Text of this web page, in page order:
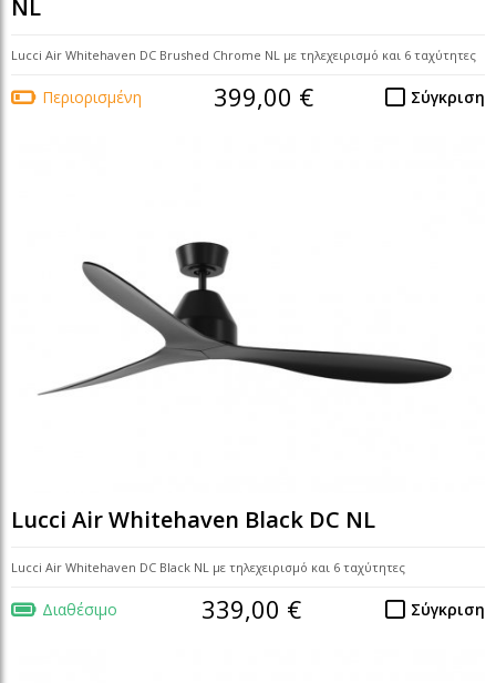
NL
Lucci Air Whitehaven DC Brushed Chrome NL με τηλεχειρισμό και 6 ταχύτητες
Περιορισμένη Σύγκριση
399,00 €
Lucci Air Whitehaven Black DC NL
Lucci Air Whitehaven DC Black NL με τηλεχειρισμό και 6 ταχύτητες
Διαθέσιμο Σύγκριση
339,00 €